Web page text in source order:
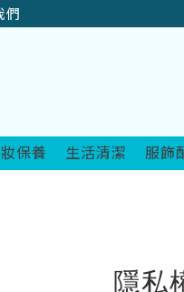
們
保養 生活清潔 服飾
隱私